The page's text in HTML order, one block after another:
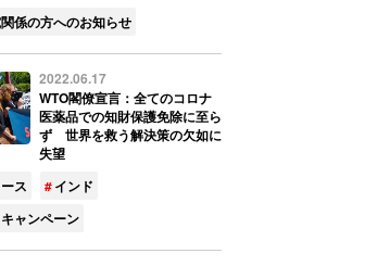
係の方へのお知らせ
2022.06.17
WTO閣僚宣言：全てのコロナ
医薬品での知財保護免除に至ら
ず 世界を救う解決策の欠如に
失望
ス
インド
ャンペーン